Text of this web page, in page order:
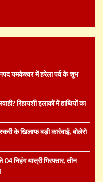
यमकेश्वर में हरेला पर्व के शुभ
रिहायशी इलाकों में हाथियों का
के खिलाफ बड़ी कार्रवाई, बोलेरो
निहंग यात्री गिरफ्तार, तीन